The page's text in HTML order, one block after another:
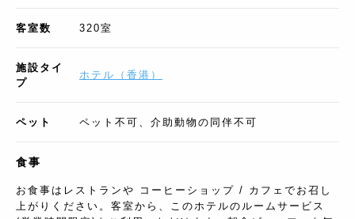
客室数 320室
施設タイ
プ
ホテル （ 香港 ）
ペット ペット不可、介助動物の同伴不可
食事
お食事はレストランや コーヒーショップ / カフェでお召し
上がりください。客室から、このホテルのルームサービス